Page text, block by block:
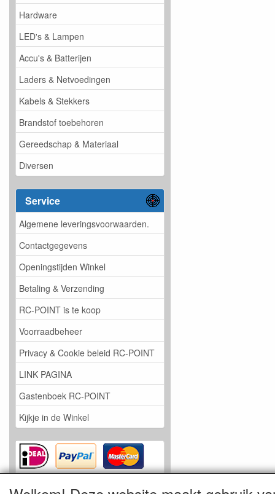
Hardware
LED's & Lampen
Accu's & Batterijen
Laders & Netvoedingen
Kabels & Stekkers
Brandstof toebehoren
Gereedschap & Materiaal
Diversen
Service
Algemene leveringsvoorwaarden.
Contactgegevens
Openingstijden Winkel
Betaling & Verzending
RC-POINT is te koop
Voorraadbeheer
Privacy & Cookie beleid RC-POINT
LINK PAGINA
Gastenboek RC-POINT
Kijkje in de Winkel